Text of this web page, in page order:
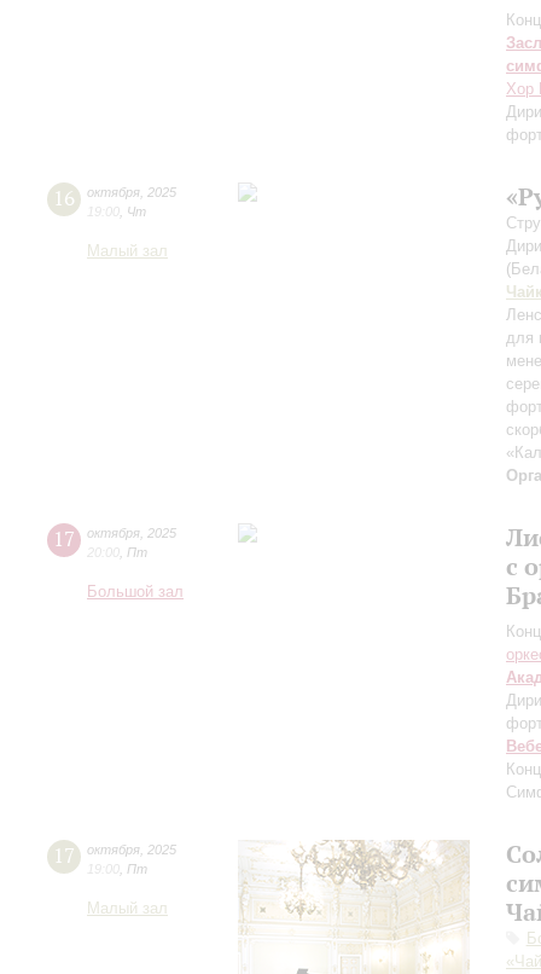
Хор
16 октября 2025
19:00 Чт
Малый зал
для
17 октября 2025
20:00 Пт
Большой зал
с
17 октября 2025
19:00 Пт
Малый зал